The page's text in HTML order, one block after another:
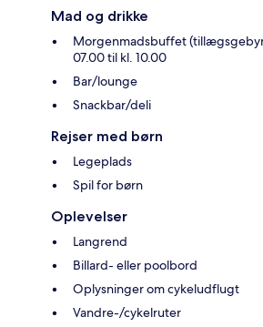
Mad og drikke
Morgenmadsbuffet
07.00 til kl. 10.00
Bar/lounge
Snackbar/deli
Rejser med børn
Legeplads
Spil for børn
Oplevelser
Langrend
Billard- eller poolbord
Oplysninger om cykeludflugt
Vandre-/cykelruter